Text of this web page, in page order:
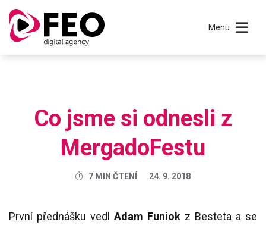
Menu
Co jsme si odnesli z
MergadoFestu
7 MIN ČTENÍ 24. 9. 2018
První přednášku vedl Adam Funiok z Besteta a se